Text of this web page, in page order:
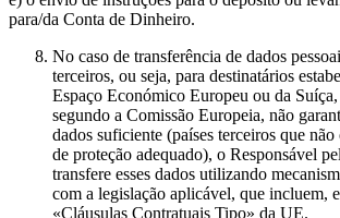
para/da Conta de Dinheiro.
No caso de transferência de dados
terceiros, ou seja, para destinatários
Espaço Económico Europeu ou da Suíça,
segundo a Comissão Europeia, não
dados suficiente (países terceiros que
de proteção adequado), o Responsável
transfere esses dados utilizando
com a legislação aplicável, que incluem,
«Cláusulas Contratuais Tipo» da UE.